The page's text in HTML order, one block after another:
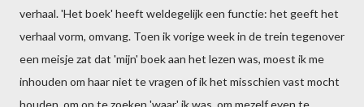
verhaal. 'Het boek' heeft weldegelijk een functie: het geeft het
verhaal vorm, omvang. Toen ik vorige week in de trein tegenover
een meisje zat dat 'mijn' boek aan het lezen was, moest ik me
inhouden om haar niet te vragen of ik het misschien vast mocht
houden, om op te zoeken 'waar' ik was, om mezelf even te